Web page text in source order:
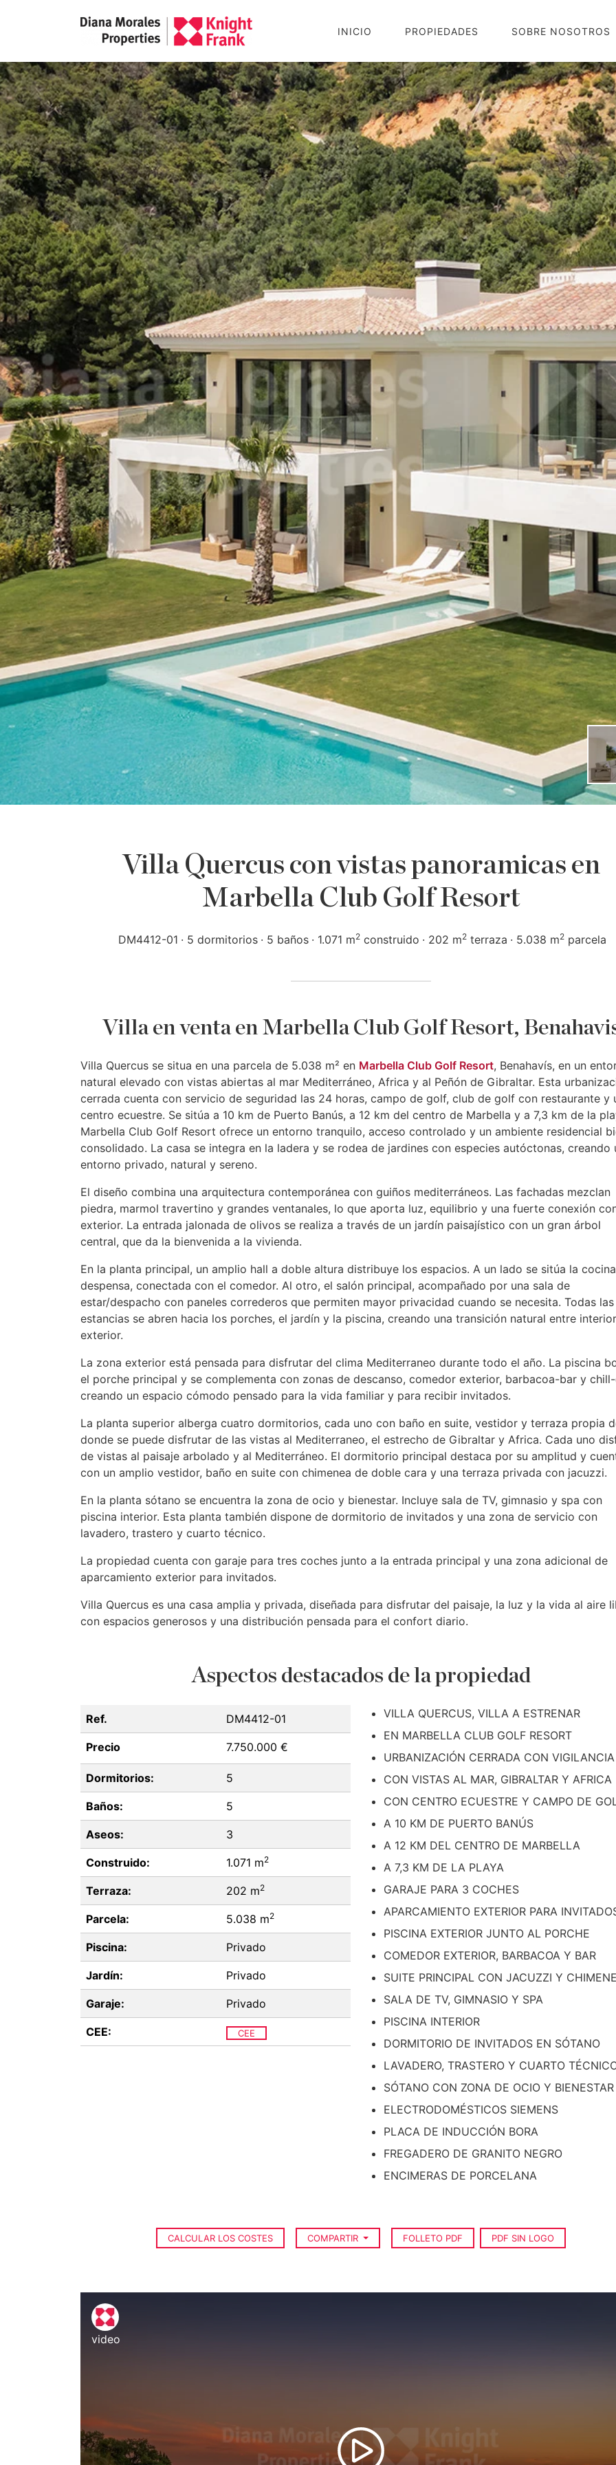
INICIO PROPIEDADES SOBRE NOSOTROS
Villa Quercus con vistas panoramicas en
Marbella Club Golf Resort
DM4412-01 5 dormitorios 5 baños 1.071 m2 construido 202 m2 terraza 5.038 m2 parcela
Villa en venta en Marbella Club Golf Resort,
Villa Quercus se situa en una parcela de 5.038 m² en Marbella Club Golf Resort, Benahavís, en un
natural elevado con vistas abiertas al mar Mediterráneo, Africa y al Peñón de Gibraltar. Esta
cerrada cuenta con servicio de seguridad las 24 horas, campo de golf, club de golf con restaurante y
centro ecuestre. Se sitúa a 10 km de Puerto Banús, a 12 km del centro de Marbella y a 7,3 km de la
Marbella Club Golf Resort ofrece un entorno tranquilo, acceso controlado y un ambiente residencial
consolidado. La casa se integra en la ladera y se rodea de jardines con especies autóctonas, creando
entorno privado, natural y sereno.
El diseño combina una arquitectura contemporánea con guiños mediterráneos. Las fachadas mezclan
piedra, marmol travertino y grandes ventanales, lo que aporta luz, equilibrio y una fuerte conexión
exterior. La entrada jalonada de olivos se realiza a través de un jardín paisajístico con un gran árbol
central, que da la bienvenida a la vivienda.
En la planta principal, un amplio hall a doble altura distribuye los espacios. A un lado se sitúa la
despensa, conectada con el comedor. Al otro, el salón principal, acompañado por una sala de
estar/despacho con paneles correderos que permiten mayor privacidad cuando se necesita. Todas las
estancias se abren hacia los porches, el jardín y la piscina, creando una transición natural entre
exterior.
La zona exterior está pensada para disfrutar del clima Mediterraneo durante todo el año. La piscina
el porche principal y se complementa con zonas de descanso, comedor exterior, barbacoa-bar y
creando un espacio cómodo pensado para la vida familiar y para recibir invitados.
La planta superior alberga cuatro dormitorios, cada uno con baño en suite, vestidor y terraza propia
donde se puede disfrutar de las vistas al Mediterraneo, el estrecho de Gibraltar y Africa. Cada uno
de vistas al paisaje arbolado y al Mediterráneo. El dormitorio principal destaca por su amplitud y
con un amplio vestidor, baño en suite con chimenea de doble cara y una terraza privada con jacuzzi.
En la planta sótano se encuentra la zona de ocio y bienestar. Incluye sala de TV, gimnasio y spa con
piscina interior. Esta planta también dispone de dormitorio de invitados y una zona de servicio con
lavadero, trastero y cuarto técnico.
La propiedad cuenta con garaje para tres coches junto a la entrada principal y una zona adicional de
aparcamiento exterior para invitados.
Villa Quercus es una casa amplia y privada, diseñada para disfrutar del paisaje, la luz y la vida al aire
con espacios generosos y una distribución pensada para el confort diario.
Aspectos destacados de la propiedad
Ref. DM4412-01
Precio 7.750.000 €
Dormitorios: 5
Baños: 5
Aseos: 3
Construido: 1.071 m2
Terraza: 202 m2
Parcela: 5.038 m2
Piscina: Privado
Jardín: Privado
Garaje: Privado
CEE: CEE
VILLA QUERCUS, VILLA A ESTRENAR
EN MARBELLA CLUB GOLF RESORT
URBANIZACIÓN CERRADA CON VIGILANCIA
CON VISTAS AL MAR, GIBRALTAR Y AFRICA
CON CENTRO ECUESTRE Y CAMPO DE
A 10 KM DE PUERTO BANÚS
A 12 KM DEL CENTRO DE MARBELLA
A 7,3 KM DE LA PLAYA
GARAJE PARA 3 COCHES
APARCAMIENTO EXTERIOR PARA
PISCINA EXTERIOR JUNTO AL PORCHE
COMEDOR EXTERIOR, BARBACOA Y BAR
SUITE PRINCIPAL CON JACUZZI Y
SALA DE TV, GIMNASIO Y SPA
PISCINA INTERIOR
DORMITORIO DE INVITADOS EN SÓTANO
LAVADERO, TRASTERO Y CUARTO
SÓTANO CON ZONA DE OCIO Y BIENESTAR
ELECTRODOMÉSTICOS SIEMENS
PLACA DE INDUCCIÓN BORA
FREGADERO DE GRANITO NEGRO
ENCIMERAS DE PORCELANA
CALCULAR LOS COSTES COMPARTIR FOLLETO PDF PDF SIN LOGO
video